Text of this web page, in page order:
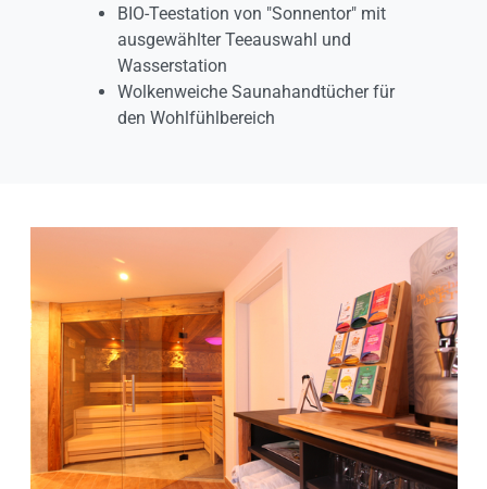
BIO-Teestation von "Sonnentor" mit
ausgewählter Teeauswahl und
Wasserstation
Wolkenweiche Saunahandtücher für
den Wohlfühlbereich